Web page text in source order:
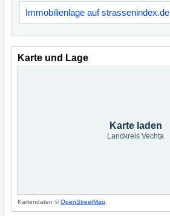
Immobilienlage auf strassenindex.de
Karte und Lage
Karte laden
Landkreis Vechta
Kartendaten ©OpenStreetMap